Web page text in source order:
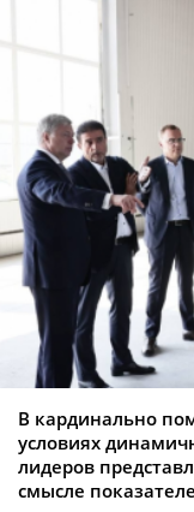
В кардинально
условиях
лидеров
смысле